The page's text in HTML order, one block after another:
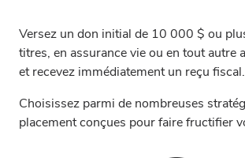
Versez un don initial de 10 000 $ ou
titres, en assurance vie ou en tout autre
et recevez immédiatement un reçu fiscal.
Choisissez parmi de nombreuses
placement conçues pour faire fructifier